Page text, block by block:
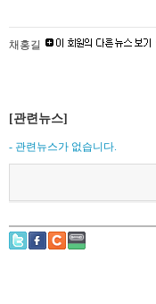
채홍길
[관련뉴스]
- 관련뉴스가 없습니다.